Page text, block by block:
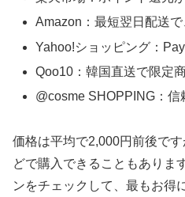
Amazon：最短翌日配送
Yahoo!ショッピング：
Qoo10：韓国直送で限定
@cosme SHOPPING：信
価格は平均で2,000円前後で
どで購入できることもありま
ンをチェックして、最もお得